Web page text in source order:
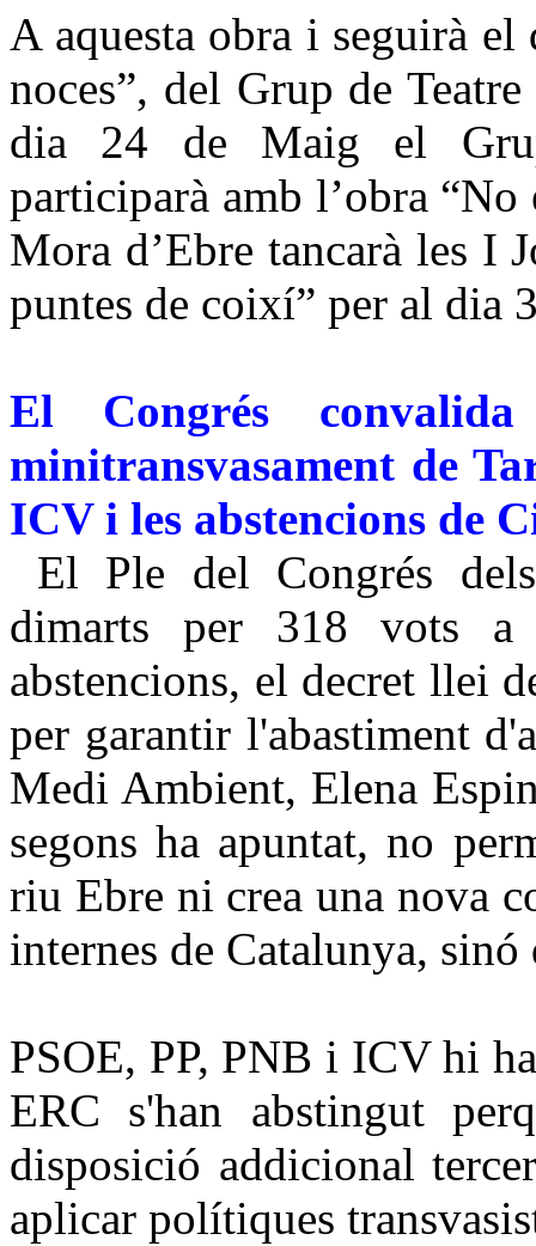
A aquesta obra i seguirà
noces”, del Grup de
dia 24 de Maig el
participarà amb l’obra
Mora d’Ebre tancarà les I
puntes de coixí” per al dia
El Congrés
minitransvasament de
ICV i les abstencions de
El Ple del Congrés
dimarts per 318 vots
abstencions, el decret llei
per garantir l'abastiment
Medi Ambient, Elena
segons ha apuntat, no
riu Ebre ni crea una nova
internes de Catalunya,
PSOE, PP, PNB i ICV hi
ERC s'han abstingut
disposició addicional
aplicar polítiques